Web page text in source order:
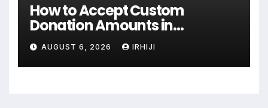
How to Accept Custom
Donation Amounts in
WordPress with Stripe
AUGUST 6, 2026 IRHIJI